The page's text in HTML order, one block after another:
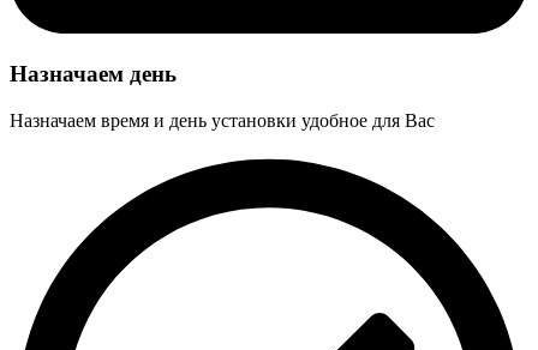
Назначаем день
Назначаем время и день установки удобное для Вас